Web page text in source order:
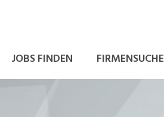
JOBS FINDEN FIRMENSUCHE